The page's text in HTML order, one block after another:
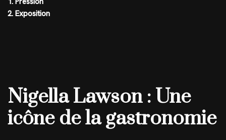
2. Exposition
Nigella Lawson : Une
icône de la gastronomie